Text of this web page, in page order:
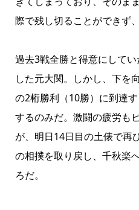
際で残し切ることができず
過去3戦全勝と得意にして
した元大関。しかし、下を
の2桁勝利（10勝）に到達
するのみだ。激闘の疲労も
が、明日14日目の土俵で再
の相撲を取り戻し、千秋楽
ろだ。